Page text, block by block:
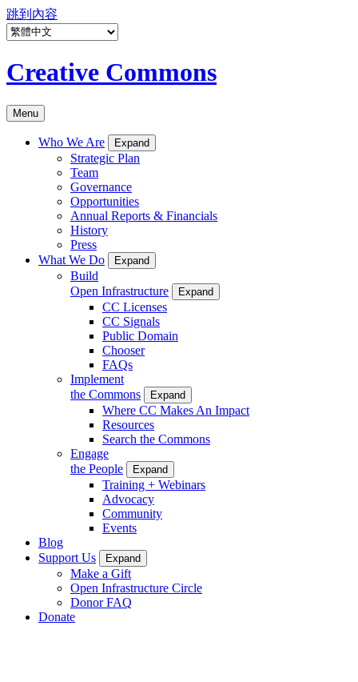
跳到內容
Creative Commons
Menu
Who We Are Expand
Strategic Plan
Team
Governance
Opportunities
Annual Reports & Financials
History
Press
What We Do
Expand
Build
Open Infrastructure
Expand
CC Licenses
CC Signals
Public Domain
Chooser
FAQs
Implement
the Commons
Expand
Where CC Makes An Impact
Resources
Search the Commons
Engage
the People
Expand
Training + Webinars
Advocacy
Community
Events
Blog
Support Us
Expand
Make a Gift
Open Infrastructure Circle
Donor FAQ
Donate